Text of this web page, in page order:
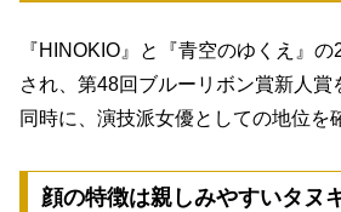
『HINOKIO』と『青空のゆくえ』
され、第48回ブルーリボン賞新人賞
同時に、演技派女優としての地位を
顔の特徴は親しみやすいタヌ